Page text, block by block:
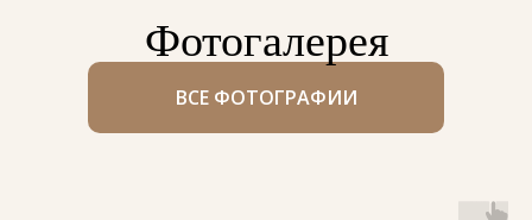
Фотогалерея
ВСЕ ФОТОГРАФИИ